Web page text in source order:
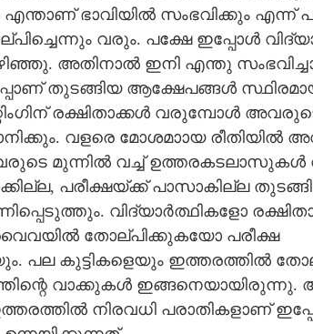
ഭാവിയിൽ സംഭവിക്കും എന്ന്
വരും. പക്ഷേ ഇപ്പോൾ
അതിനാൽ ഇനി എന്തു
തുടങ്ങിയ ആക്ഷേപങ്ങൾ
രക്ഷിതാക്കൾ വരുമ്പോൾ
വളരെ മോശമാായ രീതിയിൽ
മുന്നിൽ വച്ച് ഉത്തരകടലാസുകൾ
പരീക്ഷയ്ക്ക് പാസാകില്ല
വിദ്യാർത്ഥികളോ
വൈവയിൽ തോല്പിക്കുകയോ പരീക്ഷ
പല കുട്ടികളെയും ഇത്തരത്തിൽ
വാക്കുകൾ
നിരവധി പരാതികളാണ്
പഠിക്കാത്ത ജാതി പാഠങ്ങൾ